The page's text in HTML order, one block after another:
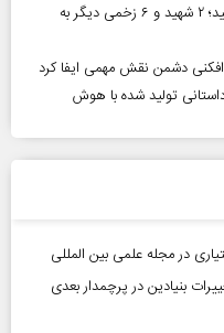
آمار شهدای غزه به ۷۳ هزار و ۳۸۴ نفر رسید؛ ۲ شهید و ۶ زخمی دیگر به
دشمن نقش مهمی ایفا کرد
تولید شده با هوش
در مجله علمی بین المللی
از تغییرات بنیادین در پرچمدار بعدی